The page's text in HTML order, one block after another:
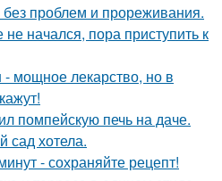
проблем и прореживания.
начался, пора приступить к
мощное лекарство, но в
помпейскую печь на даче.
сад хотела.
- сохраняйте рецепт!